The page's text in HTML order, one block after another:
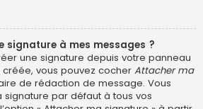
signature à mes messages ?
une signature depuis votre panneau
créée, vous pouvez cocher Attacher ma
de rédaction de message. Vous
signature par défaut à tous vos